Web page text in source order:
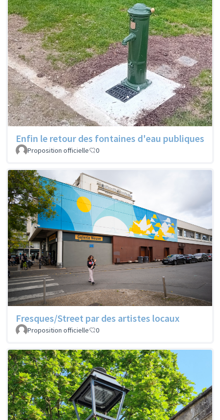
Enfin le retour des fontaines d'eau publiques
Proposition officielle 0
Fresques/Street par des artistes locaux
Proposition officielle 0